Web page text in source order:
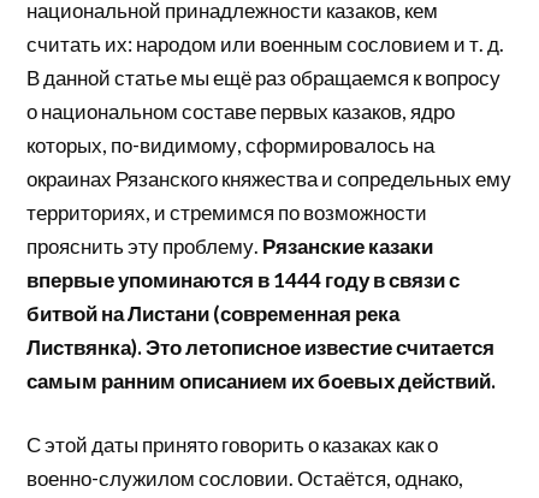
национальной принадлежности казаков, кем
считать их: народом или военным сословием и т. д.
В данной статье мы ещё раз обращаемся к вопросу
о национальном составе первых казаков, ядро
которых, по-видимому, сформировалось на
окраинах Рязанского княжества и сопредельных ему
территориях, и стремимся по возможности
прояснить эту проблему. Рязанские казаки
впервые упоминаются в 1444 году в связи с
битвой на Листани (современная река
Листвянка). Это летописное известие считается
самым ранним описанием их боевых действий.
С этой даты принято говорить о казаках как о
военно-служилом сословии. Остаётся, однако,